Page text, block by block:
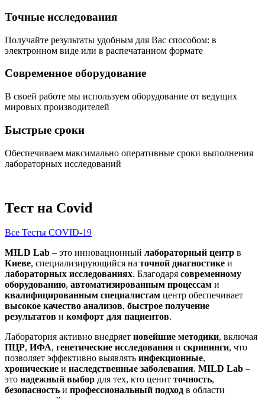
Точные исследования
Получайте результаты удобным для Вас способом: в
электронном виде или в распечатанном формате
Современное оборудование
В своей работе мы используем оборудование от ведущих
мировых производителей
Быстрые сроки
Обеспечиваем максимально оперативные сроки выполнения
лабораторных исследований
Тест на Covid
Все Тесты COVID-19
MILD Lab – это инновационный лабораторный центр в
Киеве, специализирующийся на точной диагностике и
лабораторных исследованиях. Благодаря современному
оборудованию, автоматизированным процессам и
квалифицированным специалистам центр обеспечивает
высокое качество анализов, быстрое получение
результатов и комфорт для пациентов.
Лаборатория активно внедряет новейшие методики, включая
ПЦР, ИФА, генетические исследования и скрининги, что
позволяет эффективно выявлять инфекционные,
хронические и наследственные заболевания. MILD Lab –
это надежный выбор для тех, кто ценит точность,
безопасность и профессиональный подход в области